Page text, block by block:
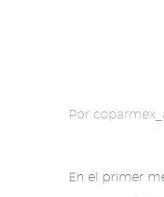
Por
En el primer